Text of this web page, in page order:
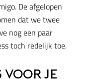
De afgelopen
dat we twee
nog een paar
toch redelijk toe.
voor je